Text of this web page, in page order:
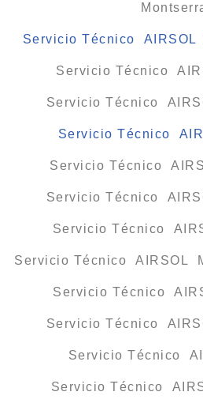
Servicio Técnico AIRSOL
Servicio Técnico
Servicio Técnico
Servicio Técnico
Servicio Técnico
Servicio Técnico
Servicio Técnico
Servicio Técnico AIRSOL
Servicio Técnico
Servicio Técnico
Servicio Técnico
Servicio Técnico